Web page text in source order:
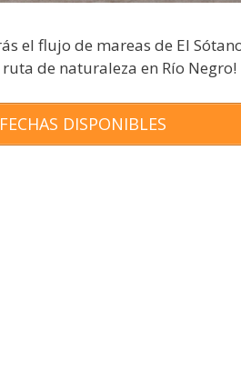
el flujo de mareas de El
de naturaleza en Río Negro!
DISPONIBLES